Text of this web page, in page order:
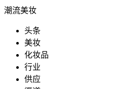
潮流美妆
头条
美妆
化妆品
行业
供应